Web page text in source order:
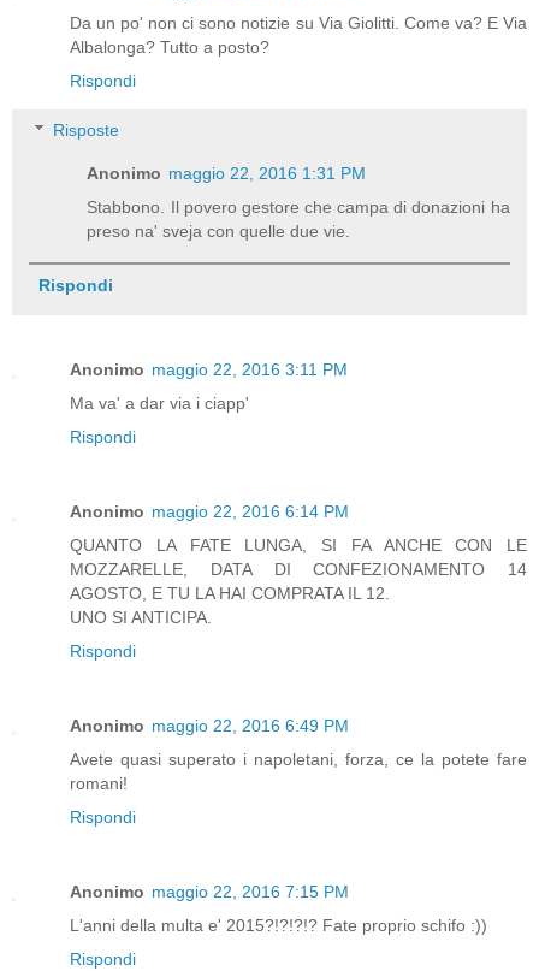
Da un po' non ci sono notizie su Via Giolitti. Come va? E Via
Albalonga? Tutto a posto?
Rispondi
Risposte
Anonimo maggio 22, 2016 1:31 PM
Stabbono. Il povero gestore che campa di donazioni ha
preso na' sveja con quelle due vie.
Rispondi
Anonimo maggio 22, 2016 3:11 PM
Ma va' a dar via i ciapp'
Rispondi
Anonimo maggio 22, 2016 6:14 PM
QUANTO LA FATE LUNGA, SI FA ANCHE CON LE
MOZZARELLE, DATA DI CONFEZIONAMENTO 14
AGOSTO, E TU LA HAI COMPRATA IL 12.
UNO SI ANTICIPA.
Rispondi
Anonimo maggio 22, 2016 6:49 PM
Avete quasi superato i napoletani, forza, ce la potete fare
romani!
Rispondi
Anonimo maggio 22, 2016 7:15 PM
L'anni della multa e' 2015?!?!?!? Fate proprio schifo :))
Rispondi